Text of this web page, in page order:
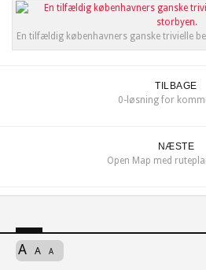
En tilfældig københavners ganske trivielle
TILBAGE
0-løsning for
NÆSTE
Open Map med
A A A